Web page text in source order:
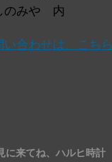
のみや 内
い合わせは、こちら
に来てね、ハルヒ時計